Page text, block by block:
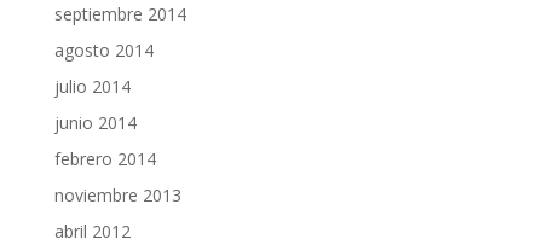
septiembre 2014
agosto 2014
julio 2014
junio 2014
febrero 2014
noviembre 2013
abril 2012